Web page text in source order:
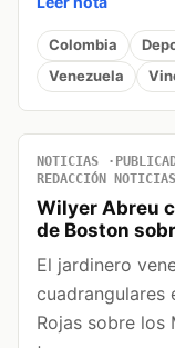
Colombia
Venezuela
NOTICIAS
REDACCIÓN
Wilyer Abreu
de Boston
El jardinero
cuadrangulares
Rojas sobre los